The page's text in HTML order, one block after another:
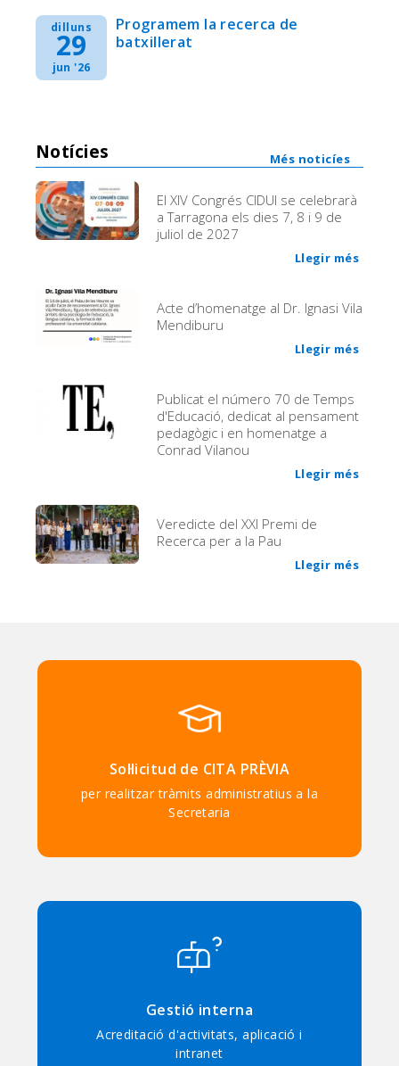
dilluns
29
jun '26
Programem la recerca de
batxillerat
Notícies
El XIV Congrés CIDUI se celebrarà
a Tarragona els dies 7, 8 i 9 de
juliol de 2027
Llegir més
Acte d’homenatge al Dr. Ignasi Vila
Mendiburu
Llegir més
Publicat el número 70 de Temps
d'Educació, dedicat al pensament
pedagògic i en homenatge a
Conrad Vilanou
Llegir més
Veredicte del XXI Premi de
Recerca per a la Pau
Llegir més
Més noticíes
Sol·licitud de CITA PRÈVIA
per realitzar tràmits administratius a la
Secretaria
Gestió interna
Acreditació d'activitats, aplicació i
intranet